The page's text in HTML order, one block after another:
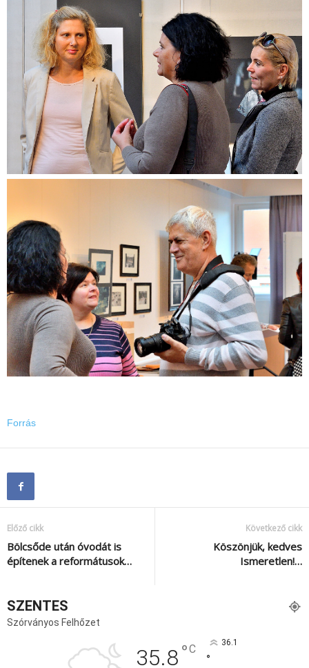
Forrás
Előző cikk
Bölcsőde után óvodát is
építenek a reformátusok…
Következő cikk
Köszönjük, kedves
Ismeretlen!…
SZENTES
Szórványos Felhőzet
35.8°C 36.1
°